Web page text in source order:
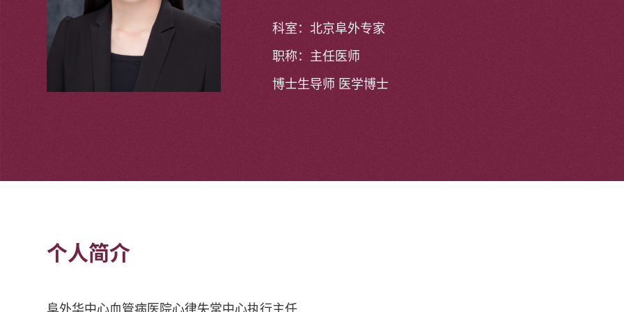
科室：北京阜外专家
职称：主任医师
博士生导师 医学博士
个人简介
阜外华中心血管病医院心律失常中心执行主任